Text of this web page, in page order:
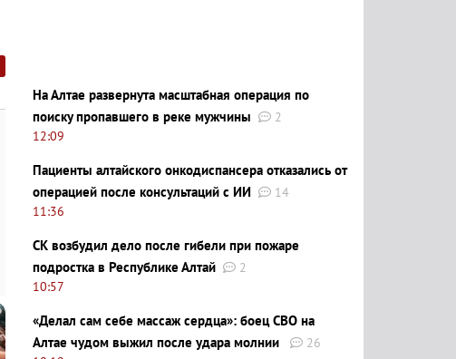
На Алтае развернута масштабная операция по
поиску пропавшего в реке мужчины
2
12:09
Пациенты алтайского онкодиспансера отказались от
операцией после консультаций с ИИ
14
11:36
СК возбудил дело после гибели при пожаре
подростка в Республике Алтай
2
10:57
«Делал сам себе массаж сердца»: боец СВО на
Алтае чудом выжил после удара молнии
26